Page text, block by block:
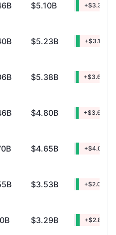
$5.10B +$3.35B
$5.23B +$3.17B
$5.38B +$3.68B
$4.80B +$3.66B
$4.65B +$4.05B
$3.53B +$2.02B
$3.29B +$2.81B